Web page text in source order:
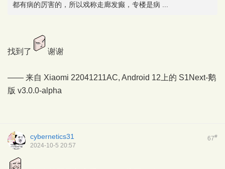
都有病的厉害的，所以戏称走廊发癫，专楼是病 ...
找到了 谢谢
—— 来自 Xiaomi 22041211AC, Android 12上的 S1Next-鹅
版 v3.0.0-alpha
67#
cybernetics31
2024-10-5 20:57